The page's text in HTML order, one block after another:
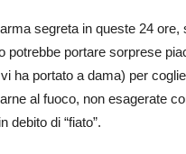
segreta in queste 24
potrebbe portare sorprese
ha portato a dama) per
al fuoco, non esagerate
debito di “fiato”.